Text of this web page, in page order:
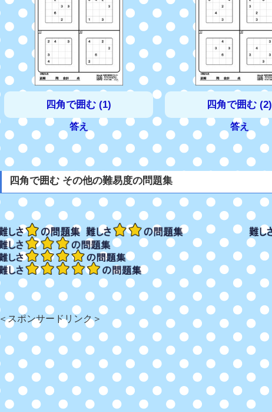
四角で囲む (1)
答え
四角で囲む (2)
答え
四角で囲む その他の難易度の問題集
＜スポンサードリンク＞